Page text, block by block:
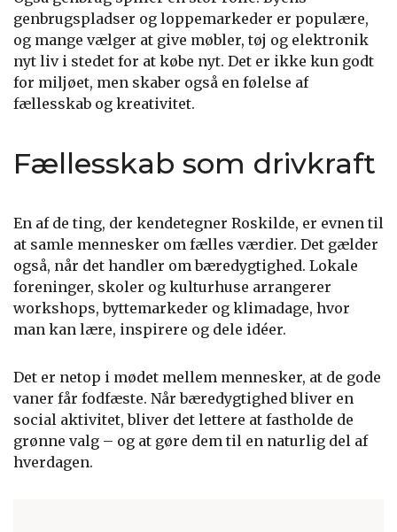
genbrugspladser og loppemarkeder er populære,
og mange vælger at give møbler, tøj og elektronik
nyt liv i stedet for at købe nyt. Det er ikke kun godt
for miljøet, men skaber også en følelse af
fællesskab og kreativitet.
Fællesskab som drivkraft
En af de ting, der kendetegner Roskilde, er evnen til
at samle mennesker om fælles værdier. Det gælder
også, når det handler om bæredygtighed. Lokale
foreninger, skoler og kulturhuse arrangerer
workshops, byttemarkeder og klimadage, hvor
man kan lære, inspirere og dele idéer.
Det er netop i mødet mellem mennesker, at de gode
vaner får fodfæste. Når bæredygtighed bliver en
social aktivitet, bliver det lettere at fastholde de
grønne valg – og at gøre dem til en naturlig del af
hverdagen.